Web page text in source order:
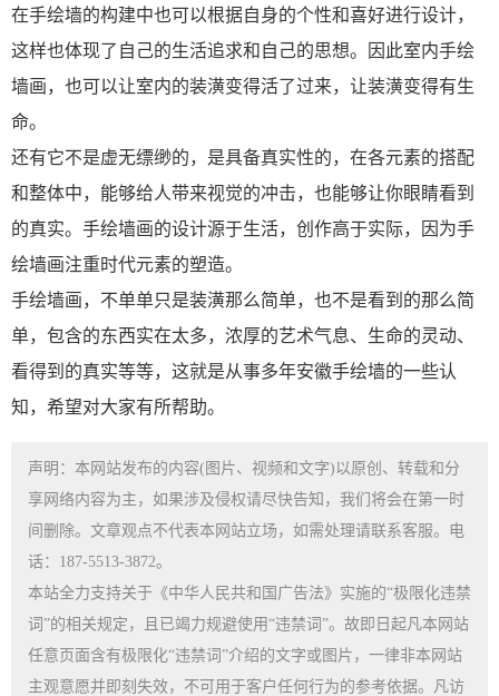
在手绘墙的构建中也可以根据自身的个性和喜好进行设计，
这样也体现了自己的生活追求和自己的思想。因此室内手绘
墙画，也可以让室内的装潢变得活了过来，让装潢变得有生
命。
还有它不是虚无缥缈的，是具备真实性的，在各元素的搭配
和整体中，能够给人带来视觉的冲击，也能够让你眼睛看到
的真实。手绘墙画的设计源于生活，创作高于实际，因为手
绘墙画注重时代元素的塑造。
手绘墙画，不单单只是装潢那么简单，也不是看到的那么简
单，包含的东西实在太多，浓厚的艺术气息、生命的灵动、
看得到的真实等等，这就是从事多年安徽手绘墙的一些认
知，希望对大家有所帮助。
声明：本网站发布的内容(图片、视频和文字)以原创、转载和分
享网络内容为主，如果涉及侵权请尽快告知，我们将会在第一时
间删除。文章观点不代表本网站立场，如需处理请联系客服。电
话：187-5513-3872。
本站全力支持关于《中华人民共和国广告法》实施的“极限化违禁
词”的相关规定，且已竭力规避使用“违禁词”。故即日起凡本网站
任意页面含有极限化“违禁词”介绍的文字或图片，一律非本网站
主观意愿并即刻失效，不可用于客户任何行为的参考依据。凡访